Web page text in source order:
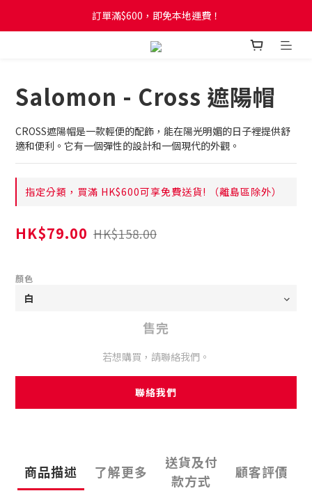
訂單滿$600，即免本地運費！
訂單滿$600，即免本地運費！
全新網店會員制度! 2%消費回贈! 買1蚊儲1分! 儲夠50分當1蚊!
Salomon - Cross 遮陽帽
CROSS遮陽帽是一款輕便的配飾，能在陽光明媚的日子裡提供舒
適和便利。它有一個彈性的設計和一個現代的外觀。
指定分類，買滿 HK$600可享免費送貨! （離島區除外）
HK$79.00 HK$158.00
顏色
售完
若想購買，請聯絡我們。
聯絡我們
商品描述 了解更多
送貨及付
款方式
顧客評價